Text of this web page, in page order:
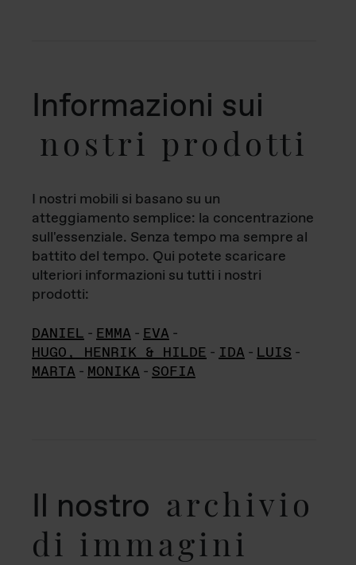
Informazioni sui
nostri prodotti
I nostri mobili si basano su un
atteggiamento semplice: la concentrazione
sull'essenziale. Senza tempo ma sempre al
battito del tempo. Qui potete scaricare
ulteriori informazioni su tutti i nostri
prodotti:
DANIEL - EMMA - EVA -
HUGO, HENRIK & HILDE - IDA - LUIS -
MARTA - MONIKA - SOFIA
Il nostro archivio
di immagini